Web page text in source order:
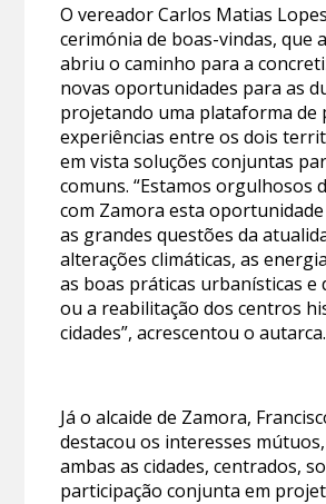
O vereador Carlos Matias
cerimónia de boas-vindas, que
abriu o caminho para a
novas oportunidades para as
projetando uma plataforma de
experiências entre os dois
em vista soluções conjuntas
comuns. “Estamos orgulhosos
com Zamora esta
as grandes questões da
alterações climáticas, as
as boas práticas urbanísticas e
ou a reabilitação dos centros
cidades”, acrescentou o autarca.
Já o alcaide de Zamora,
destacou os interesses
ambas as cidades, centrados,
participação conjunta em